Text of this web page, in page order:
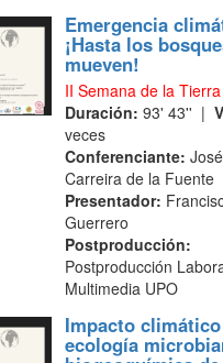
Emergencia
¡Hasta los
mueven!
II Semana de la
Duración: 93' 43'' |
veces
Conferenciante:
Carreira de la Fuente
Presentador:
Guerrero
Postproducción:
Postproducción
Multimedia UPO
Impacto
ecología